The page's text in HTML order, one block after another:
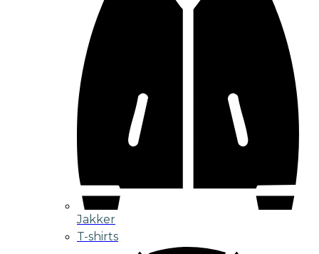
Jakker
T-shirts